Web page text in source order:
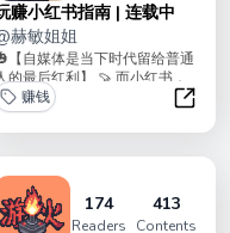
私域运营操盘速成指南
赚小红书指南 | 连载中
赫敏姐姐
【自媒体是当下时代留给普通
的最后红利】 🍠 而小红书，
所有自媒体平台中最值得投入
的。�...
赚钱
玩赚
174
Readers
413
Contents